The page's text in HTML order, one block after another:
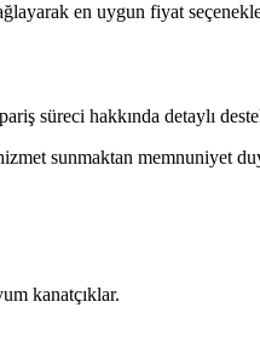
en uygun fiyat
süreci hakkında detaylı
sunmaktan memnuniyet
kanatçıklar.